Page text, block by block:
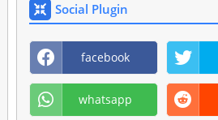
Social Plugin
facebook
whatsapp